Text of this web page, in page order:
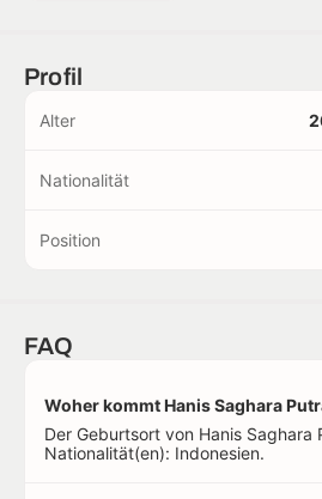
Profil
Alter
Nationalität
Position
FAQ
Woher kommt Hanis Saghara
Der Geburtsort von Hanis Saghara
Nationalität(en): Indonesien.